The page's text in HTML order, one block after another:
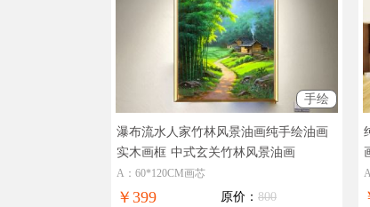
手绘
瀑布流水人家竹林风景油画纯手绘油画
实木画框 中式玄关竹林风景油画
A：60*120CM画芯
￥399 原价： 800